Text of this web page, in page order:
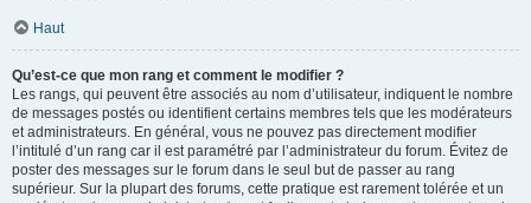
Haut
Qu’est-ce que mon rang et comment le modifier ?
Les rangs, qui peuvent être associés au nom d’utilisateur, indiquent le nombre
de messages postés ou identifient certains membres tels que les modérateurs
et administrateurs. En général, vous ne pouvez pas directement modifier
l’intitulé d’un rang car il est paramétré par l’administrateur du forum. Évitez de
poster des messages sur le forum dans le seul but de passer au rang
supérieur. Sur la plupart des forums, cette pratique est rarement tolérée et un